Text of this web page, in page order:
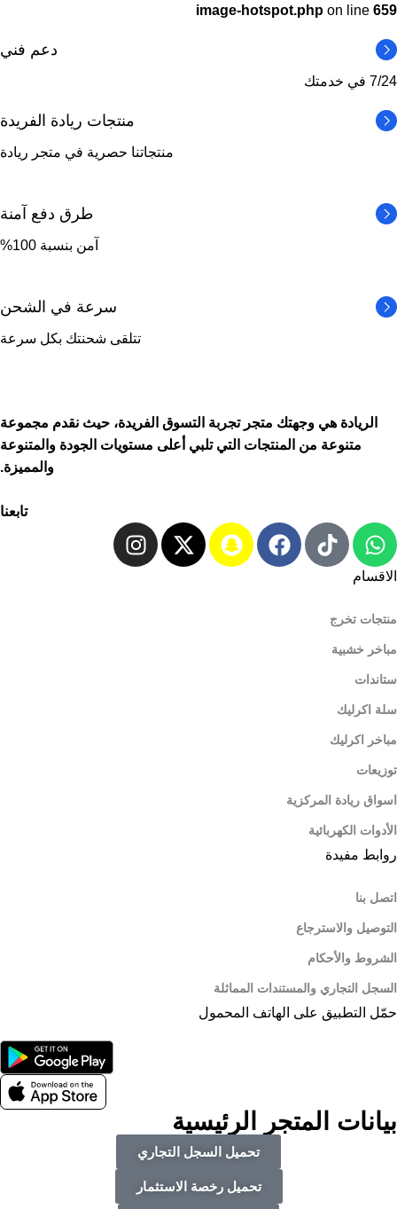
image-hotspot.php on line 659
دعم فني
7/24 في خدمتك
منتجات ريادة الفريدة
منتجاتنا حصرية في متجر ريادة
طرق دفع آمنة
آمن بنسبة 100%
سرعة في الشحن
تتلقى شحنتك بكل سرعة
الريادة هي وجهتك متجر تجربة التسوق الفريدة، حيث نقدم مجموعة
متنوعة من المنتجات التي تلبي أعلى مستويات الجودة والمتنوعة
والمميزة.
تابعنا
الاقسام
منتجات تخرج
مباخر خشبية
ستاندات
سلة اكرليك
مباخر اكرليك
توزيعات
اسواق ريادة المركزية
الأدوات الكهربائية
روابط مفيدة
اتصل بنا
التوصيل والاسترجاع
الشروط والأحكام
السجل التجاري والمستندات المماثلة
حمّل التطبيق على الهاتف المحمول
بيانات المتجر الرئيسية
تحميل السجل التجاري
تحميل رخصة الاستثمار